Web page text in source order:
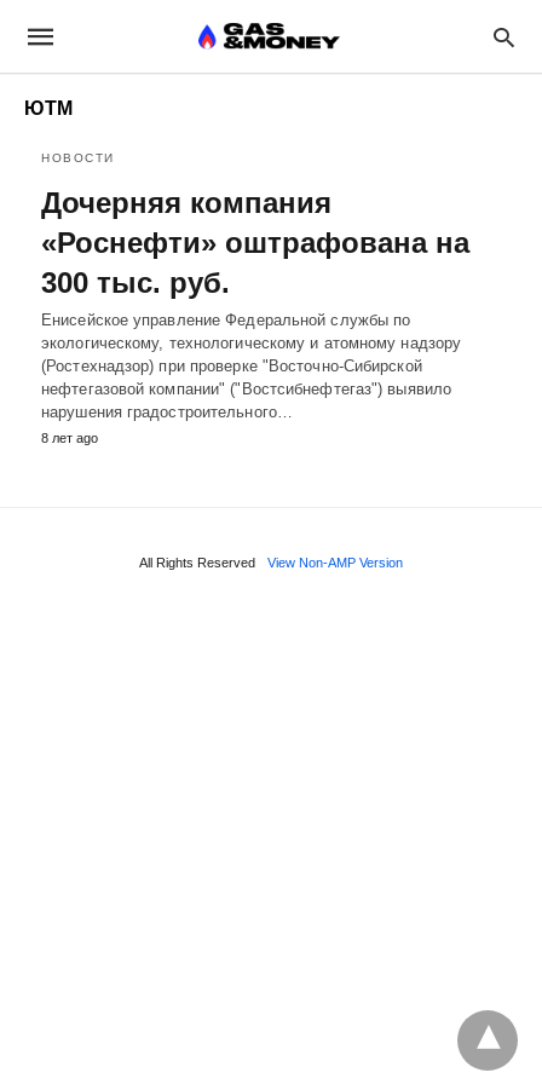
ЮТМ
НОВОСТИ
Дочерняя компания
«Роснефти» оштрафована на
300 тыс. руб.
Енисейское управление Федеральной службы по
экологическому, технологическому и атомному надзору
(Ростехнадзор) при проверке "Восточно-Сибирской
нефтегазовой компании" ("Востсибнефтегаз") выявило
нарушения градостроительного…
8 лет ago
All Rights Reserved View Non-AMP Version